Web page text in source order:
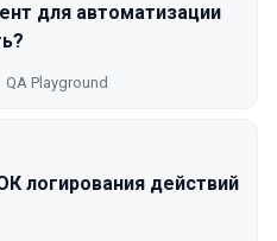
для автоматизации
QA Playground
логирования действий